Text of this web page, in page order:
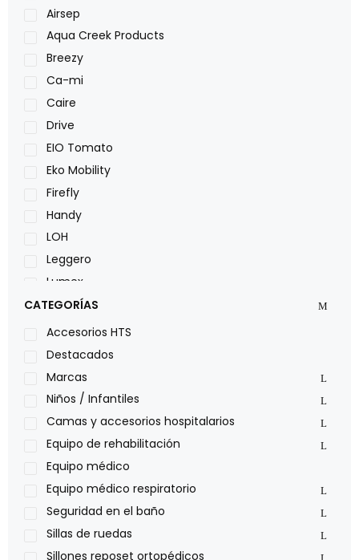
Airsep
Aqua Creek Products
Breezy
Ca-mi
Caire
Drive
EIO Tomato
Eko Mobility
Firefly
Handy
LOH
Leggero
Lumex
Medical Store
Nidek
Oxiplus
Philips
Pride
Roho
Sillas de ruedas Everest Jennings
Stealth products
Xiehe Medical
CATEGORÍAS
Accesorios HTS
Destacados
Marcas
Niños / Infantiles
Camas y accesorios hospitalarios
Equipo de rehabilitación
Equipo médico
Equipo médico respiratorio
Seguridad en el baño
Sillas de ruedas
Sillones reposet ortopédicos